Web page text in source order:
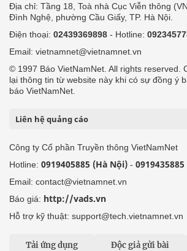
Địa chỉ: Tầng 18, Toà nhà Cục Viễn thông
Đình Nghệ, phường Cầu Giấy, TP. Hà Nội.
Điện thoại: 02439369898 - Hotline:
Email: vietnamnet@vietnamnet.vn
© 1997 Báo VietNamNet. All rights reserved.
lại thông tin từ website này khi có sự đồng ý
báo VietNamNet.
Liên hệ quảng cáo
Công ty Cổ phần Truyền thông VietNamNet
Hotline: 0919405885 (Hà Nội) -
Email: contact@vietnamnet.vn
Báo giá: http://vads.vn
Hỗ trợ kỹ thuật: support@tech.vietnamnet.vn
Tải ứng dụng Độc giả gửi bài